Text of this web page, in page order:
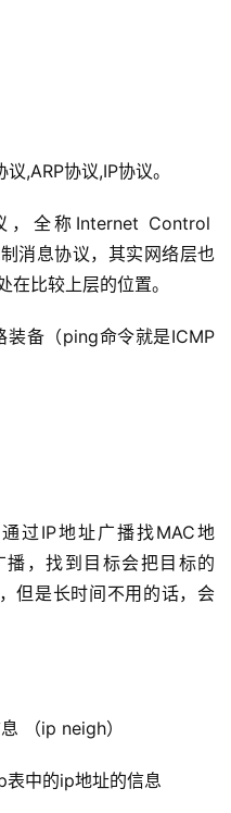
议,ARP协议,IP协议。
消息协议，其实网络层也
比较上层的位置。
，找到目标会把目标的
但是长时间不用的话，会
（ip neigh）
表中的ip地址的信息